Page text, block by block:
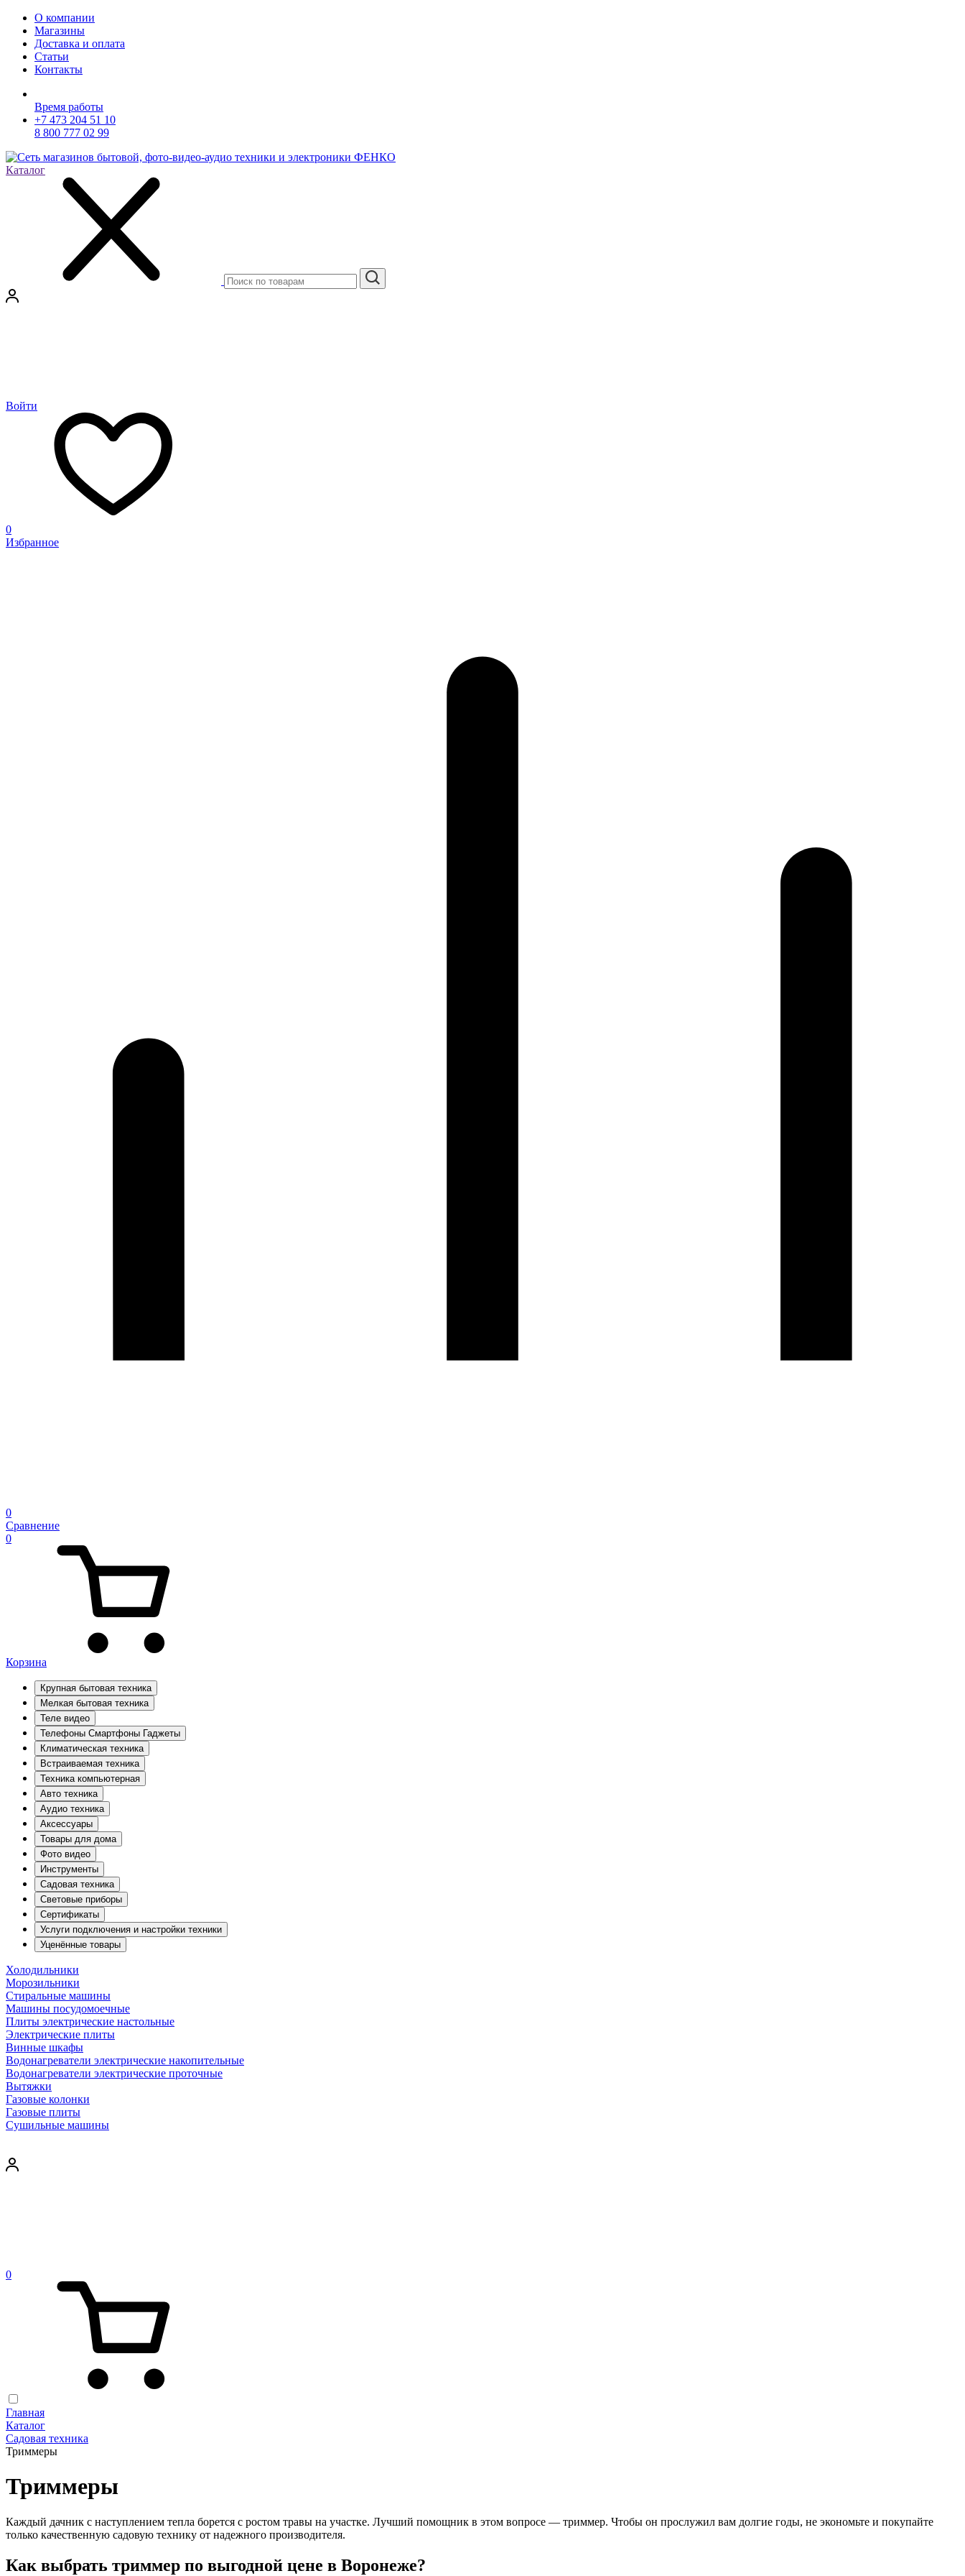
О компании
Магазины
Доставка и оплата
Статьи
Контакты
Время работы
+7 473 204 51 10
8 800 777 02 99
Каталог
Войти
0
Избранное
0
Сравнение
0
Корзина
Крупная бытовая техника
Мелкая бытовая техника
Теле видео
Телефоны Смартфоны Гаджеты
Климатическая техника
Встраиваемая техника
Техника компьютерная
Авто техника
Аудио техника
Аксессуары
Товары для дома
Фото видео
Инструменты
Садовая техника
Световые приборы
Сертификаты
Услуги подключения и настройки техники
Уценённые товары
Холодильники
Морозильники
Стиральные машины
Машины посудомоечные
Плиты электрические настольные
Электрические плиты
Винные шкафы
Водонагреватели электрические накопительные
Водонагреватели электрические проточные
Вытяжки
Газовые колонки
Газовые плиты
Сушильные машины
0
Главная
Каталог
Садовая техника
Триммеры
Триммеры
Каждый дачник с наступлением тепла борется с ростом травы на участке. Лучший помощник в этом вопросе — триммер. Чтобы он прослужил вам долгие годы, не экономьте и покупайте
только качественную садовую технику от надежного производителя.
Как выбрать триммер по выгодной цене в Воронеже?